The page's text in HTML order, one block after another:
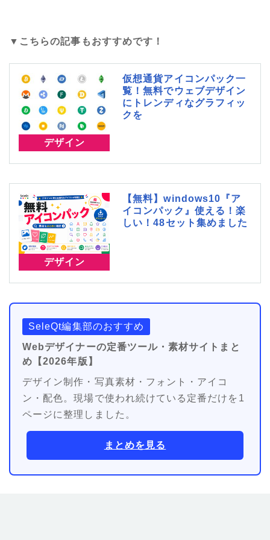
▼こちらの記事もおすすめです！
デザイン
仮想通貨アイコンパック一
覧！無料でウェブデザイン
にトレンディなグラフィッ
クを
デザイン
【無料】windows10『ア
イコンパック』使える！楽
しい！48セット集めました
SeleQt編集部のおすすめ
Webデザイナーの定番ツール・素材サイトまと
め【2026年版】
デザイン制作・写真素材・フォント・アイコ
ン・配色。現場で使われ続けている定番だけを1
ページに整理しました。
まとめを見る